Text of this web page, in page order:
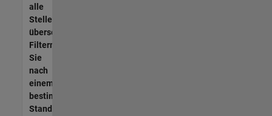
alle
Stellen
übersetzt.
Filtern
Sie
nach
einem
bestimmten
Standort,